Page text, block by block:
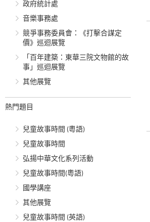
政府統計處
音樂事務處
競爭事務委員會：《打擊合謀定
價》巡迴展覽
「百年建築：東華三院文物館的故
事」巡迴展覽
其他展覽
熱門題目
兒童故事時間 (粵語)
兒童故事時間
弘揚中華文化系列活動
兒童故事時間(粵語)
國學講座
其他展覽
兒童故事時間 (英語)